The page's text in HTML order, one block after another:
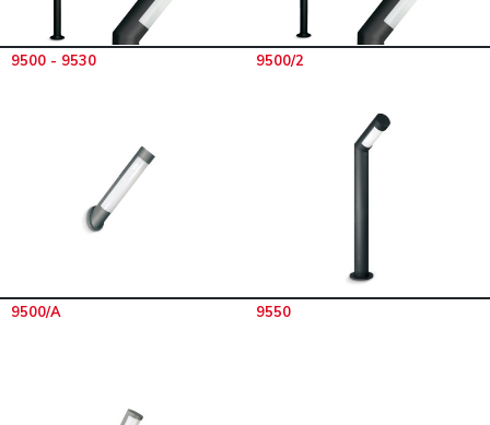
9500 - 9530 9500/2
9500/A 9550